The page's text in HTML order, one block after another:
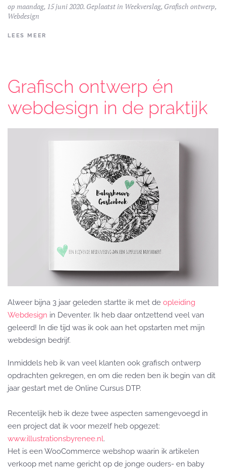
op maandag, 15 juni 2020. Geplaatst in Weekverslag, Grafisch ontwerp,
Webdesign
LEES MEER
Grafisch ontwerp én
webdesign in de praktijk
Alweer bijna 3 jaar geleden startte ik met de opleiding
Webdesign in Deventer. Ik heb daar ontzettend veel van
geleerd! In die tijd was ik ook aan het opstarten met mijn
webdesign bedrijf.
Inmiddels heb ik van veel klanten ook grafisch ontwerp
opdrachten gekregen, en om die reden ben ik begin van dit
jaar gestart met de Online Cursus DTP.
Recentelijk heb ik deze twee aspecten samengevoegd in
een project dat ik voor mezelf heb opgezet:
www.illustrationsbyrenee.nl.
Het is een WooCommerce webshop waarin ik artikelen
verkoop met name gericht op de jonge ouders- en baby